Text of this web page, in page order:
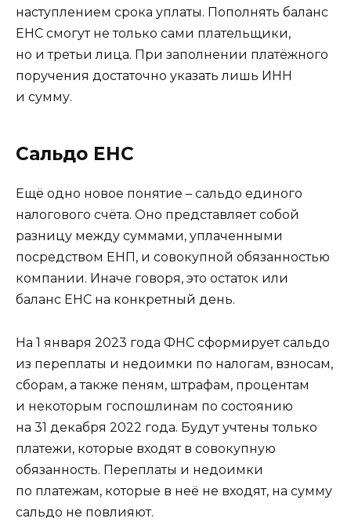
наступлением срока уплаты. Пополнять баланс
ЕНС смогут не только сами плательщики,
но и третьи лица. При заполнении платёжного
поручения достаточно указать лишь ИНН
и сумму.
Сальдо ЕНС
Ещё одно новое понятие – сальдо единого
налогового счёта. Оно представляет собой
разницу между суммами, уплаченными
посредством ЕНП, и совокупной обязанностью
компании. Иначе говоря, это остаток или
баланс ЕНС на конкретный день.
На 1 января 2023 года ФНС сформирует сальдо
из переплаты и недоимки по налогам, взносам,
сборам, а также пеням, штрафам, процентам
и некоторым госпошлинам по состоянию
на 31 декабря 2022 года. Будут учтены только
платежи, которые входят в совокупную
обязанность. Переплаты и недоимки
по платежам, которые в неё не входят, на сумму
сальдо не повлияют.